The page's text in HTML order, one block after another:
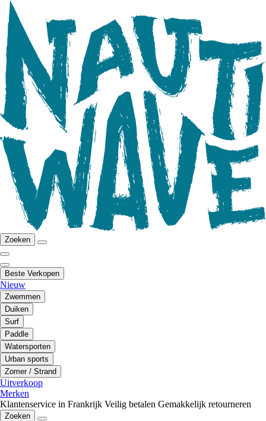
Zoeken
Beste Verkopen
Nieuw
Zwemmen
Duiken
Surf
Paddle
Watersporten
Urban sports
Zomer / Strand
Uitverkoop
Merken
Klantenservice in Frankrijk Veilig betalen Gemakkelijk retourneren
Zoeken